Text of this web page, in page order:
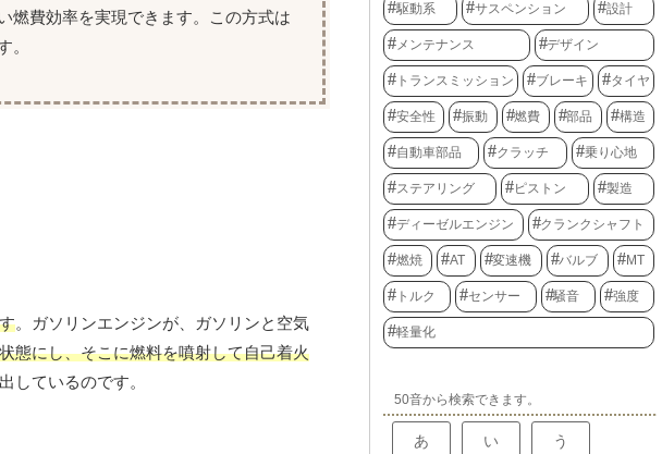
燃費効率を実現できます。この方式は
。
。ガソリンエンジンが、ガソリンと空気
態にし、そこに燃料を噴射して自己着火
しているのです。
駆動系 サスペンション 設計
メンテナンス デザイン
トランスミッション ブレーキ タイヤ
安全性 振動 燃費 部品 構造
自動車部品 クラッチ 乗り心地
ステアリング ピストン 製造
ディーゼルエンジン クランクシャフト
燃焼 AT 変速機 バルブ MT
トルク センサー 騒音 強度
軽量化
50音から検索できます。
あ い う